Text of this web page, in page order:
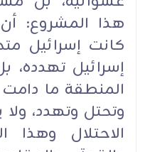
هذا المشروع: أن
كانت إسرائيل
إسرائيل تهدده،
المنطقة ما
وتحتل وتهدد،
الاحتلال وهذا